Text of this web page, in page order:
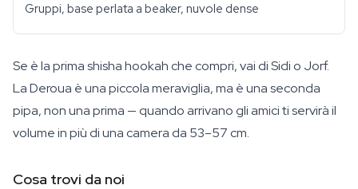
Gruppi, base perlata a beaker, nuvole dense
Se è la prima shisha hookah che compri, vai di Sidi o Jorf.
La Deroua è una piccola meraviglia, ma è una seconda
pipa, non una prima — quando arrivano gli amici ti servirà il
volume in più di una camera da 53–57 cm.
Cosa trovi da noi